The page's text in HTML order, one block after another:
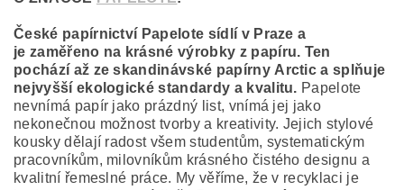
České papírnictví Papelote sídlí v Praze a
je zaměřeno na krásné výrobky z papíru. Ten
pochází až ze skandinávské papírny Arctic a splňuje
nejvyšší ekologické standardy a kvalitu. Papelote
nevnímá papír jako prázdný list, vnímá jej jako
nekonečnou možnost tvorby a kreativity. Jejich stylové
kousky dělají radost všem studentům, systematickým
pracovníkům, milovníkům krásného čistého designu a
kvalitní řemeslné práce. My věříme, že v recyklaci je